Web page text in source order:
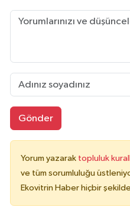
Gönder
Yorum yazarak topluluk
ve tüm sorumluluğu
Ekovitrin Haber hiçbir